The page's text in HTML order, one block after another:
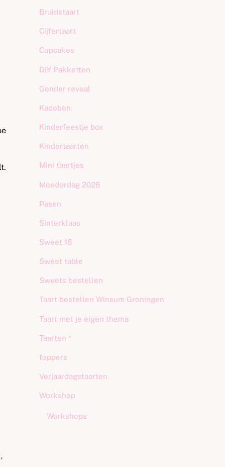
,
Bruidstaart
Cijfertaart
Cupcakes
DIY Pakketten
Gender reveal
Kadobon
Kinderfeestje box
Kindertaarten
Mini taartjes
Moederdag 2026
Pasen
Sinterklaas
Sweet 16
Sweet table
Sweets bestellen
Taart bestellen Winsum Groningen
Taart met je eigen thema
Taarten *
toppers
Verjaardagstaarten
Workshop
Workshops